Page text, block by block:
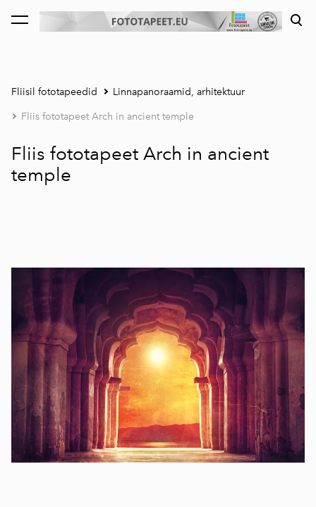
lisati ostukorvi. Vaata ostukorvi
Fliisil fototapeedid Linnapanoraamid, arhitektuur
Fliis fototapeet Arch in ancient temple
Fliis fototapeet Arch in ancient
temple